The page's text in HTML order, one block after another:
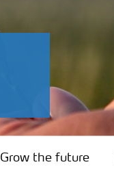
Grow the future